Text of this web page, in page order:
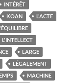
INTÉRÊT
KOAN
L'ACTE
L'INTELLECT
LARGE
LÉGALEMENT
MACHINE